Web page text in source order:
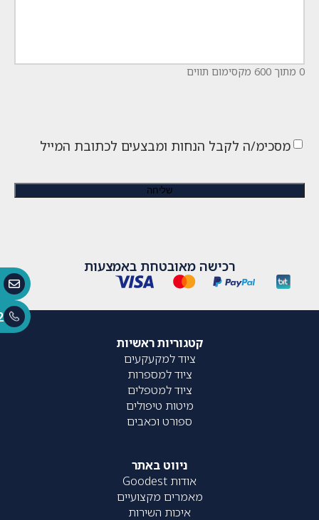
0 מתוך 600 מקסימום תווים
מסכימ/ה לקבל הנחות ומבצעים לכתובת המייל
רכישה מאובטחת באמצעות
קטגוריות ראשיות
ציוד למקעקעים
ציוד למספרות
ציוד למטפלים
מיטות טיפולים
ספורט וכאבים
ניווט באתר
אודות Goodest
מאמרים מקצועיים
איכות השירות